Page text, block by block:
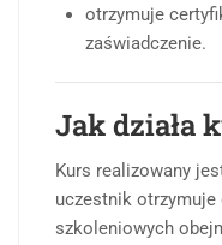
otrzymuje
zaświadczenie.
Jak działa
Kurs realizowany
uczestnik otrzymuje
szkoleniowych